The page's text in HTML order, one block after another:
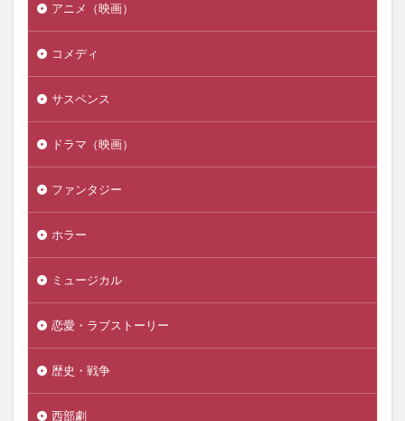
アニメ（映画）
コメディ
サスペンス
ドラマ（映画）
ファンタジー
ホラー
ミュージカル
恋愛・ラブストーリー
歴史・戦争
西部劇